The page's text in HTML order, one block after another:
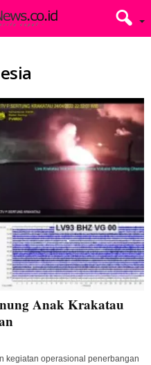
Anak Krakatau
kegiatan operasional penerbangan